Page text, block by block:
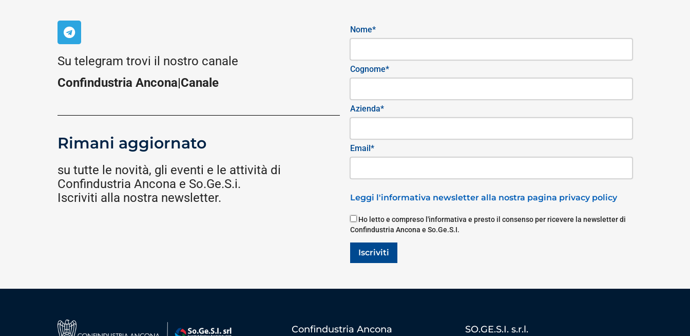
Su telegram trovi il nostro canale
Confindustria Ancona|Canale
Rimani aggiornato
su tutte le novità, gli eventi e le attività di
Confindustria Ancona e So.Ge.S.i.
Iscriviti alla nostra newsletter.
Nome*
Cognome*
Azienda*
Email*
Leggi l'informativa newsletter alla nostra pagina privacy policy
Ho letto e compreso l'informativa e presto il consenso per ricevere la newsletter di
Confindustria Ancona e So.Ge.S.I.
Iscriviti
Confindustria Ancona SO.GE.S.I. s.r.l.